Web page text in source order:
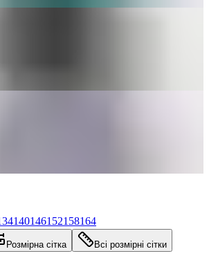
140146152158164
Розмірна сітка Всі розмірні сітки